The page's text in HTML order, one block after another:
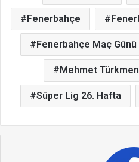
Fenerbahçe
Fenerbahçe Maç Günü
Mehmet Türkmen
Süper Lig 26. Hafta